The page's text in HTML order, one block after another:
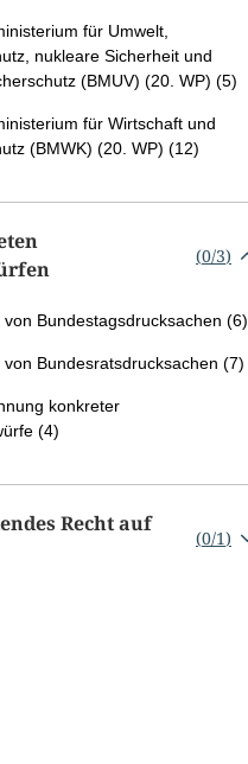
für Umwelt,
nukleare Sicherheit und
(BMUV) (20. WP) (5)
für Wirtschaft und
(BMWK) (20. WP) (12)
(0/3)
von Bundestagsdrucksachen (6)
von Bundesratsdrucksachen (7)
konkreter
(4)
Recht auf
(0/1)